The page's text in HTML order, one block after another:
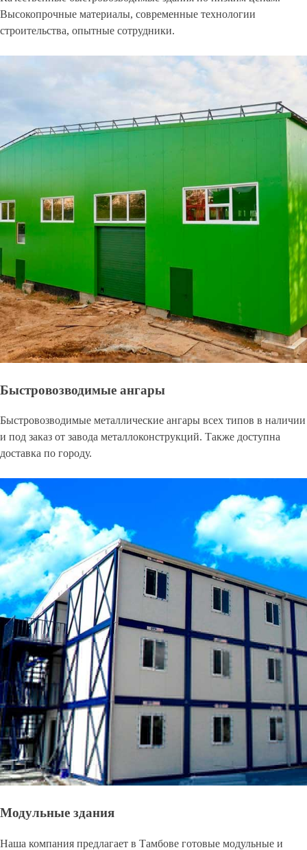
Высокопрочные материалы, современные технологии
строительства, опытные сотрудники.
Быстровозводимые ангары
Быстровозводимые металлические ангары всех типов в наличии
и под заказ от завода металлоконструкций. Также доступна
доставка по городу.
Модульные здания
Наша компания предлагает в Тамбове готовые модульные и